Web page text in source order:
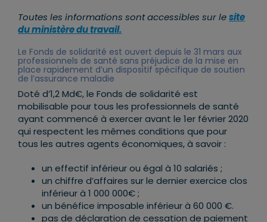
Toutes les informations sont accessibles sur lesite
du ministère dutravail.
Le Fonds de solidarité est ouvert depuis le 31 mars aux
professionnels de santé sans préjudice de la mise en
place rapidement d’un dispositif spécifique de soutien
de l’assurance maladie
Doté d’1,2 Md€, le Fonds de solidarité est
mobilisable pour tous les professionnels de santé
ayant commencé à exercer avant le 1er février 2020
qui respectent les mêmes conditions que pour
tous les autres agents économiques, à savoir :
un effectif inférieur ou égal à 10 salariés ;
un chiffre d’affaires sur le dernier exercice clos
inférieur à 1 000 000€ ;
un bénéfice imposable inférieur à 60 000 €.
pas de déclaration de cessation de paiement